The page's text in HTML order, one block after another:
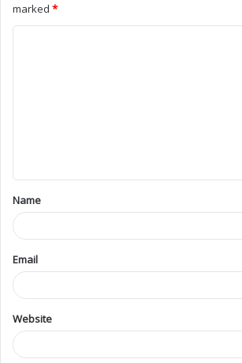
marked *
Name
Email
Website